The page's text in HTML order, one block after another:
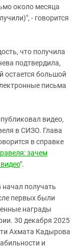
около месяца
- говорится
что получила
подтвердила,
остается большой
письма
видео,
в СИЗО. Глава
в справке
зачем
".
получать
первых были
награды
30 декабря 2025
Ахмата Кадырова
и